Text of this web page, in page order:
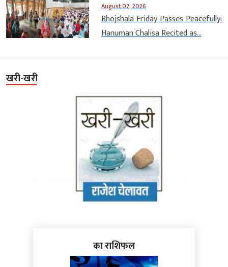
August 07, 2026
Bhojshala Friday Passes Peacefully:
Hanuman Chalisa Recited as...
खरी-खरी
का राशिफल